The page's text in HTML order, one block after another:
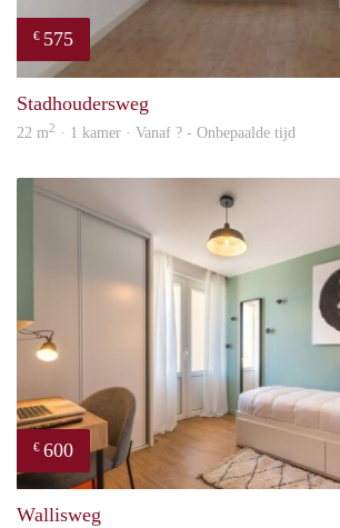
€ 575
Stadhoudersweg
22 m2 · 1 kamer · Vanaf ? - Onbepaalde tijd
€ 600
Wallisweg